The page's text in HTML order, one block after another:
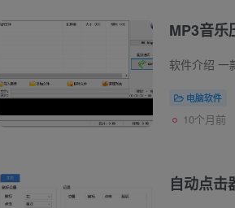
MP3音乐
电脑软件
10个月前
自动点击